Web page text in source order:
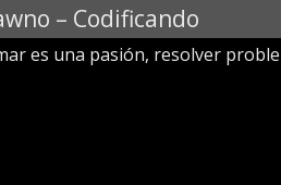
– Codificando
es una pasión, resolver